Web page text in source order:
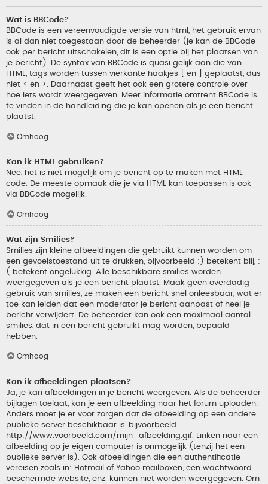
Wat is BBCode?
BBCode is een vereenvoudigde versie van html, het gebruik ervan
is al dan niet toegestaan door de beheerder (je kan de BBCode
ook per bericht uitschakelen, dit is een optie bij het plaatsen van
je bericht). De syntax van BBCode is quasi gelijk aan die van
HTML, tags worden tussen vierkante haakjes [ en ] geplaatst, dus
niet < en >. Daarnaast geeft het ook een grotere controle over
hoe iets wordt weergegeven. Meer informatie omtrent BBCode is
te vinden in de handleiding die je kan openen als je een bericht
plaatst.
Omhoog
Kan ik HTML gebruiken?
Nee, het is niet mogelijk om je bericht op te maken met HTML
code. De meeste opmaak die je via HTML kan toepassen is ook
via BBCode mogelijk.
Omhoog
Wat zijn Smilies?
Smilies zijn kleine afbeeldingen die gebruikt kunnen worden om
een gevoelstoestand uit te drukken, bijvoorbeeld :) betekent blij, :
( betekent ongelukkig. Alle beschikbare smilies worden
weergegeven als je een bericht plaatst. Maak geen overdadig
gebruik van smilies, ze maken een bericht snel onleesbaar, wat er
toe kan leiden dat een moderator je bericht aanpast of heel je
bericht verwijdert. De beheerder kan ook een maximaal aantal
smilies, dat in een bericht gebruikt mag worden, bepaald
hebben.
Omhoog
Kan ik afbeeldingen plaatsen?
Ja, je kan afbeeldingen in je bericht weergeven. Als de beheerder
bijlagen toelaat, kan je een afbeelding naar het forum uploaden.
Anders moet je er voor zorgen dat de afbeelding op een andere
publieke server beschikbaar is, bijvoorbeeld
http://www.voorbeeld.com/mijn_afbeelding.gif. Linken naar een
afbeelding op je eigen computer is onmogelijk (tenzij het een
publieke server is). Ook afbeeldingen die een authentificatie
vereisen zoals in: Hotmail of Yahoo mailboxen, een wachtwoord
beschermde website, enz. kunnen niet worden weergegeven. Om